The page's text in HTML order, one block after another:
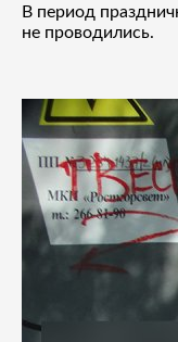
В период
не проводились.